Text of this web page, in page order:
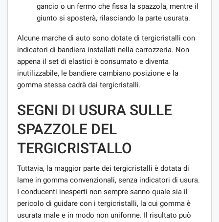
gancio o un fermo che fissa la spazzola, mentre il
giunto si sposterà, rilasciando la parte usurata.
Alcune marche di auto sono dotate di tergicristalli con
indicatori di bandiera installati nella carrozzeria. Non
appena il set di elastici è consumato e diventa
inutilizzabile, le bandiere cambiano posizione e la
gomma stessa cadrà dai tergicristalli.
SEGNI DI USURA SULLE
SPAZZOLE DEL
TERGICRISTALLO
Tuttavia, la maggior parte dei tergicristalli è dotata di
lame in gomma convenzionali, senza indicatori di usura.
I conducenti inesperti non sempre sanno quale sia il
pericolo di guidare con i tergicristalli, la cui gomma è
usurata male e in modo non uniforme. Il risultato può